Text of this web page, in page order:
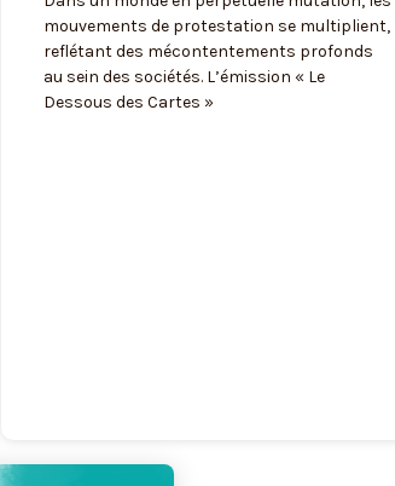
mouvements de protestation se multiplient,
reflétant des mécontentements profonds
au sein des sociétés. L’émission « Le
Dessous des Cartes »